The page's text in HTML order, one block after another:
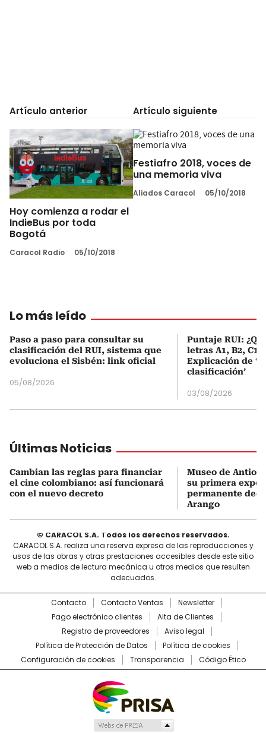
Artículo anterior
Hoy comienza a rodar el
IndieBus por toda
Bogotá
Caracol Radio 05/10/2018
Artículo siguiente
Festiafro 2018, voces de
una memoria viva
Aliados Caracol 05/10/2018
Lo más leído
Paso a paso para consultar su
clasificación del RUI, sistema que
evoluciona el Sisbén: link oficial
05/08/2026
Puntaje RUI:
letras A1, B2, C1
Explicación de
clasificación’
03/08/2026
Últimas Noticias
Cambian las reglas para financiar
el cine colombiano: así funcionará
con el nuevo decreto
Museo de
su primera
permanente
Arango
© CARACOL S.A. Todos los derechos reservados.
CARACOL S.A. realiza una reserva expresa de las reproducciones y
usos de las obras y otras prestaciones accesibles desde este sitio
web a medios de lectura mecánica u otros medios que resulten
adecuados.
Contacto Contacto Ventas
Newsletter
Pago electrónico clientes
Alta de Clientes
Registro de proveedores
Aviso legal
Política de Protección de Datos
Política de cookies
Configuración de cookies
Transparencia Código Ético